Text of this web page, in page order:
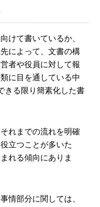
けて書いているか、
によって、文書の構
者や役員に対して報
に目を通している中
きる限り簡素化した書
れまでの流れを明確
立つことが多いた
れる傾向にありま
情部分に関しては、